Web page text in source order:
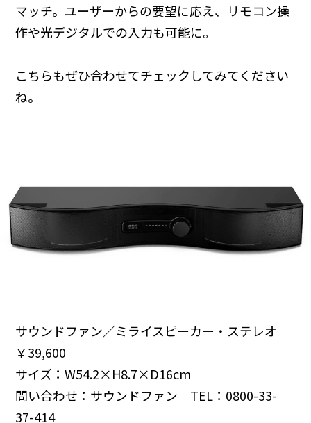
マッチ。ユーザーからの要望に応え、リモコン操
作や光デジタルでの入力も可能に。
こちらもぜひ合わせてチェックしてみてください
ね。
サウンドファン／ミライスピーカー・ステレオ
￥39,600
サイズ：W54.2×H8.7×D16cm
問い合わせ：サウンドファン TEL：0800-33-
37-414